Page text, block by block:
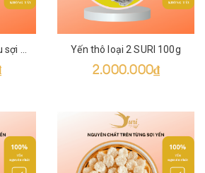
Yến thô loại 2 SURI 100g
2.000.000₫